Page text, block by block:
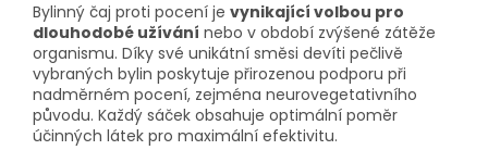
Bylinný čaj proti pocení je vynikající volbou pro
dlouhodobé užívání nebo v období zvýšené zátěže
organismu. Díky své unikátní směsi devíti pečlivě
vybraných bylin poskytuje přirozenou podporu při
nadměrném pocení, zejména neurovegetativního
původu. Každý sáček obsahuje optimální poměr
účinných látek pro maximální efektivitu.